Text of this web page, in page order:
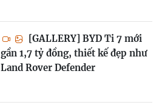
[GALLERY] BYD Ti 7 mới
gần 1,7 tỷ đồng, thiết kế đẹp như
Land Rover Defender